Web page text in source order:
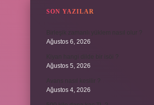
SON YAZILAR
Ağustos 6, 2026
Ağustos 5, 2026
Ağustos 4, 2026